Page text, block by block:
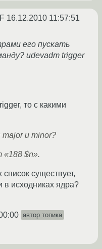
16.12.2010 11:57:51
его пускать
udevadm trigger
то с какими
major и minor?
«188 $n».
существует,
в исходниках ядра?
автор топика